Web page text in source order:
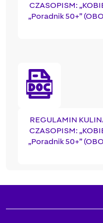
CZASOPISM:
„Poradnik 50+”
REGULAMIN
CZASOPISM:
„Poradnik 50+”